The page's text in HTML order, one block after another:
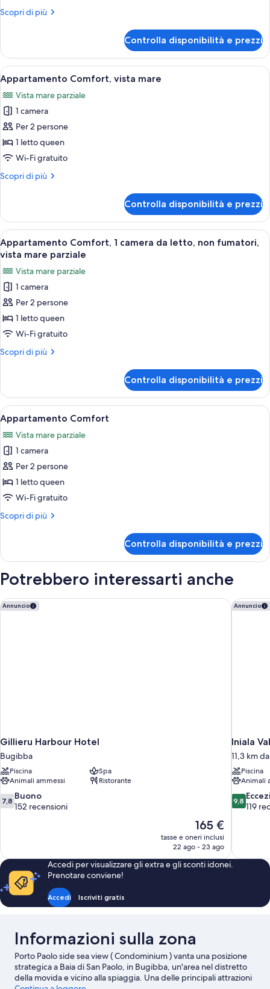
camera
vista
mare
Scopri di più
Altri
Comfort,
camera
da
letto,
vista
mare
Controlla disponibilità e prezzi
Apri
tutte
le
foto
per
Appartamento
Comfort,
mare
Una strada costiera con auto
16
Appartamento Comfort, vista mare
Vista mare parziale
1 camera
Per 2 persone
1 letto queen
Wi-Fi gratuito
Scopri di più
Altri
Comfort,
vista
mare
Controlla disponibilità e prezzi
Apri
tutte
foto
per
Appartamento
Comfort,
1
camera
non
fumatori,
vista
mare
parziale
Una cucina funzionale con mobili in
16
Appartamento Comfort, 1 camera da letto, non fumatori,
vista mare parziale
Vista mare parziale
1 camera
Per 2 persone
1 letto queen
Wi-Fi gratuito
Scopri di più
Altri
Comfort,
camera
da
letto,
non
fumatori,
vista
mare
parziale
Controlla disponibilità e prezzi
Apri
tutte
le
foto
per
Appartamento
Comfort
Un tavolo da pranzo rotondo
12
Appartamento Comfort
Vista mare parziale
1 camera
Per 2 persone
1 letto queen
Wi-Fi gratuito
Scopri di più
Altri
Comfort
Controlla disponibilità e prezzi
Potrebbero interessarti anche
Annuncio
Gillieru Harbour Hotel
Bugibba
Piscina
Spa
Animali ammessi
Ristorante
7.8
su
recensioni
7,8 Buono
152 recensioni
Il
prezzo
attuale
165 €
165 €
tasse e oneri inclusi
22 ago - 23 ago
Gillieru Harbour Hotel Annuncio
Iniala
11,3 km
Piscina
Animali
9.8
su
recensioni
9,8
119
Iniala
Accedi per visualizzare gli extra e gli sconti idonei.
Prenotare conviene!
Accedi Iscriviti gratis
Informazioni sulla zona
Porto Paolo side sea view ( Condominium ) vanta una posizione
strategica a Baia di San Paolo, in Bugibba, un'area nel distretto
della movida e vicino alla spiaggia. Una delle principali attrazioni